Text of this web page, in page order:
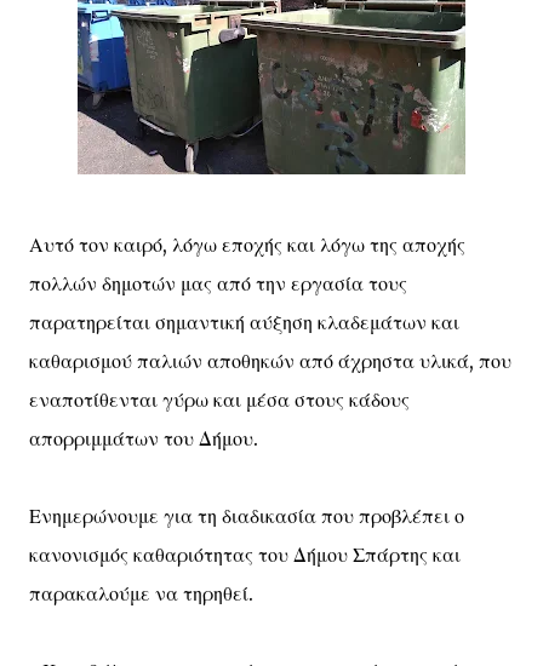
Αυτό τον καιρό, λόγω εποχής και λόγω της αποχής
πολλών δημοτών μας από την εργασία τους
παρατηρείται σημαντική αύξηση κλαδεμάτων και
καθαρισμού παλιών αποθηκών από άχρηστα υλικά, που
εναποτίθενται γύρω και μέσα στους κάδους
απορριμμάτων του Δήμου.
Ενημερώνουμε για τη διαδικασία που προβλέπει ο
κανονισμός καθαριότητας του Δήμου Σπάρτης και
παρακαλούμε να τηρηθεί.